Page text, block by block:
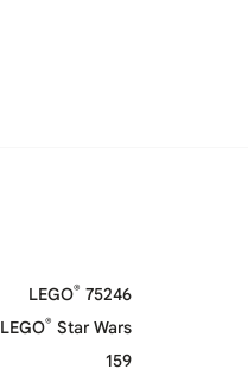
LEGO® 75246
LEGO® Star Wars
159